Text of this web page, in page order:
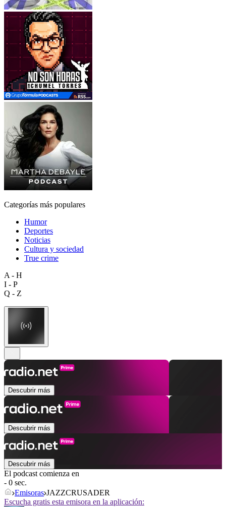
Categorías más populares
Humor
Deportes
Noticias
Cultura y sociedad
True crime
A - H
I - P
Q - Z
Descubrir más
Descubrir más
Descubrir más
El podcast comienza en
- 0 sec.
Emisoras JAZZCRUSADER
Escucha gratis esta emisora en la aplicación: